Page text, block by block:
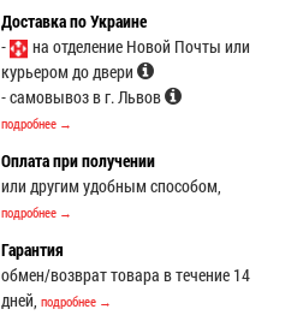
Доставка по Украине
-
на отделение Новой Почты или
курьером до двери
- самовывоз в г. Львов
подробнее →
Оплата при получении
или другим удобным способом,
подробнее →
Гарантия
обмен/возврат товара в течение 14
дней,подробнее →